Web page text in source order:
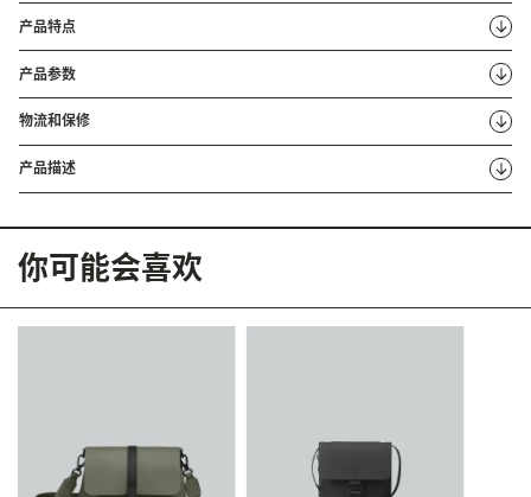
产品特点
产品参数
物流和保修
产品描述
你可能会喜欢